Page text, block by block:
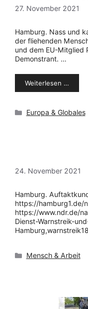
27. November 2021
Hamburg. Nass und
der fliehenden
und dem EU-Mitglied
Demonstrant. …
Weiterlesen …
Kategorien
Europa & Globales
24. November 2021
Hamburg.
https://hamburg1.de/
https://www.ndr.de/
Dienst-Warnstreik-
Kategorien
Mensch & Arbeit